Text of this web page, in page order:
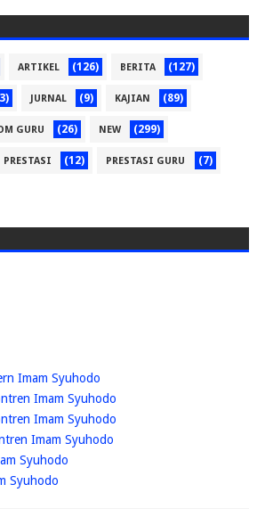
ARTIKEL (126) BERITA (127)
JURNAL (9) KAJIAN (89)
GURU (26) NEW (299)
PRESTASI (12) PRESTASI GURU (7)
Imam Syuhodo
Imam Syuhodo
Imam Syuhodo
Imam Syuhodo
Syuhodo
Syuhodo